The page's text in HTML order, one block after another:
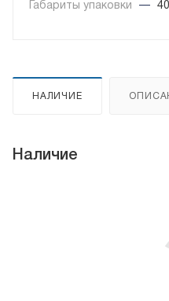
Габариты упаковки
—
НАЛИЧИЕ
Наличие